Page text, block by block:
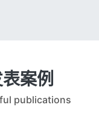
案例
publications